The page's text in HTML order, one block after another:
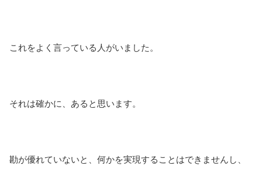
これをよく言っている人がいました。
それは確かに、あると思います。
勘が優れていないと、何かを実現することはできませんし、